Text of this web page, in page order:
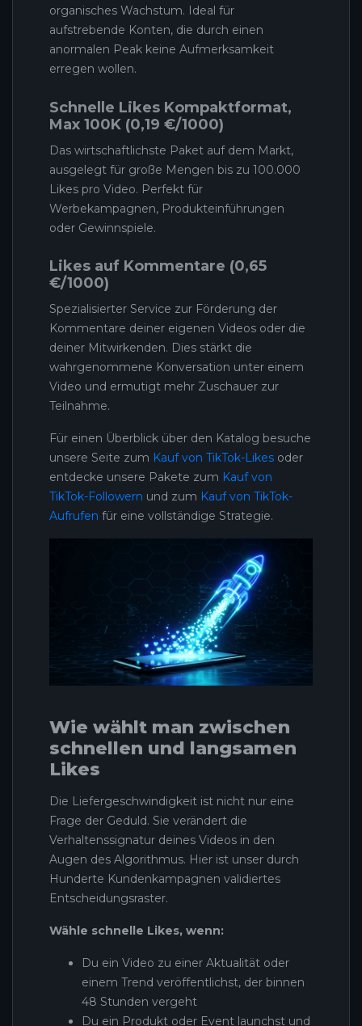
organisches Wachstum. Ideal für
aufstrebende Konten, die durch einen
anormalen Peak keine Aufmerksamkeit
erregen wollen.
Schnelle Likes Kompaktformat,
Max 100K (0,19 €/1000)
Das wirtschaftlichste Paket auf dem Markt,
ausgelegt für große Mengen bis zu 100.000
Likes pro Video. Perfekt für
Werbekampagnen, Produkteinführungen
oder Gewinnspiele.
Likes auf Kommentare (0,65
€/1000)
Spezialisierter Service zur Förderung der
Kommentare deiner eigenen Videos oder die
deiner Mitwirkenden. Dies stärkt die
wahrgenommene Konversation unter einem
Video und ermutigt mehr Zuschauer zur
Teilnahme.
Für einen Überblick über den Katalog besuche
unsere Seite zum Kauf von TikTok-Likes oder
entdecke unsere Pakete zum Kauf von
TikTok-Followern und zum Kauf von TikTok-
Aufrufen für eine vollständige Strategie.
Wie wählt man zwischen
schnellen und langsamen
Likes
Die Liefergeschwindigkeit ist nicht nur eine
Frage der Geduld. Sie verändert die
Verhaltenssignatur deines Videos in den
Augen des Algorithmus. Hier ist unser durch
Hunderte Kundenkampagnen validiertes
Entscheidungsraster.
Wähle schnelle Likes, wenn:
Du ein Video zu einer Aktualität oder
einem Trend veröffentlichst, der binnen
48 Stunden vergeht
Du ein Produkt oder Event launchst und